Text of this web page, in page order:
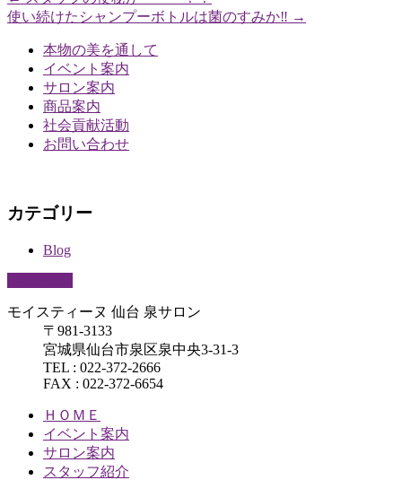
使い続けたシャンプーボトルは菌のすみか‼️ →
本物の美を通して
イベント案内
サロン案内
商品案内
社会貢献活動
お問い合わせ
カテゴリー
Blog
モイスティーヌ 仙台 泉サロン
〒981-3133
宮城県仙台市泉区泉中央3-31-3
TEL : 022-372-2666
FAX : 022-372-6654
ＨＯＭＥ
イベント案内
サロン案内
スタッフ紹介